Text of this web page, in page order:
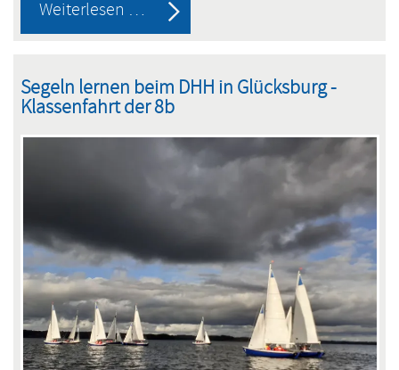
Weiterlesen … Klassenfahrt
der
in
den
Harz
Segeln lernen beim DHH in Glücksburg -
Klassenfahrt der 8b